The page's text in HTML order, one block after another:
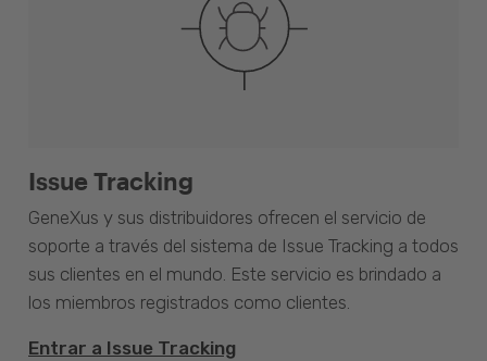
Issue Tracking
GeneXus y sus distribuidores ofrecen el servicio de
soporte a través del sistema de Issue Tracking a todos
sus clientes en el mundo. Este servicio es brindado a
los miembros registrados como clientes.
Entrar a Issue Tracking